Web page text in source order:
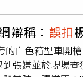
過手機的NFC功
服務不僅為通勤
益。「一卡通
傷，整起意外
辯稱： 誤扣
白色箱型車開
張嫌並於現場